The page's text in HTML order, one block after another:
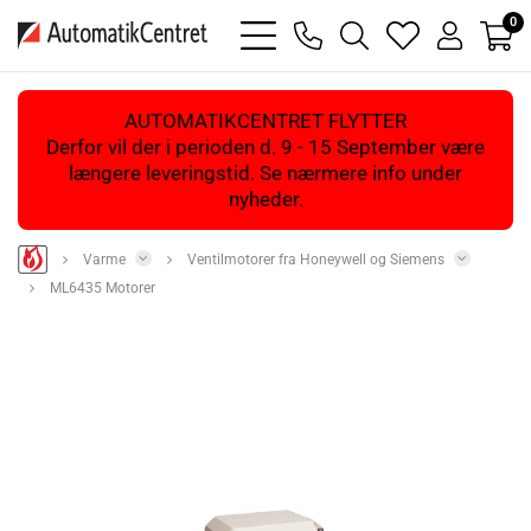
bars
light
phone
magnifying
glass
heart
light
user
light
0
AUTOMATIKCENTRET FLYTTER
Derfor vil der i perioden d. 9 - 15 September være
længere leveringstid. Se nærmere info under
nyheder.
Varme
Ventilmotorer fra Honeywell og Siemens
ML6435 Motorer